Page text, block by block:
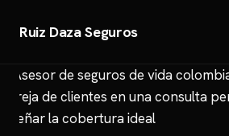
Ruiz Daza Seguros